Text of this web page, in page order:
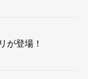
が登場！